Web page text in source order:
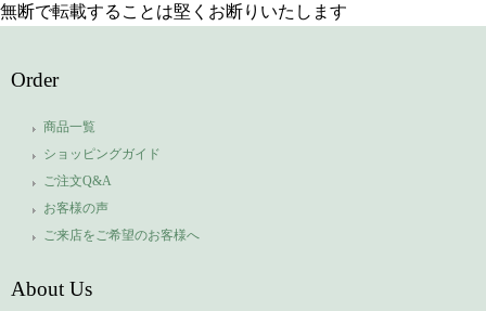
無断で転載することは堅くお断りいたします
Order
商品一覧
ショッピングガイド
ご注文Q&A
お客様の声
ご来店をご希望のお客様へ
About Us